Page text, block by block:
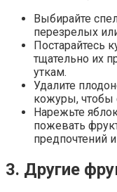
Выбирайте
перезрелых
Постарайтесь
тщательно их
уткам.
Удалите
кожуры, чтобы
Нарежьте
пожевать
предпочтений
3. Другие